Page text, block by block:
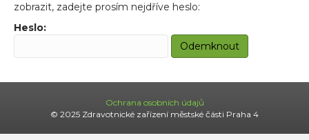
zobrazit, zadejte prosím nejdříve heslo:
Heslo:
Ochrana osobních údajů
© 2025 Zdravotnické zařízení městské části Praha 4